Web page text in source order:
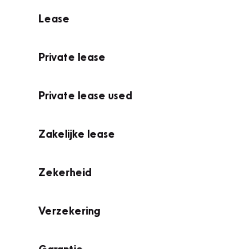
Lease
Private lease
Private lease used
Zakelijke lease
Zekerheid
Verzekering